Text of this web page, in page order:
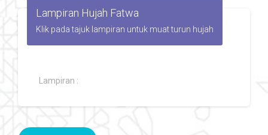
Lampiran Hujah Fatwa
Klik pada tajuk lampiran untuk muat turun hujah
Lampiran :